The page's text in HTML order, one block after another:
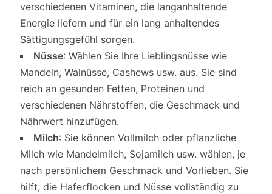
verschiedenen Vitaminen, die langanhaltende
Energie liefern und für ein lang anhaltendes
Sättigungsgefühl sorgen.
Nüsse: Wählen Sie Ihre Lieblingsnüsse wie
Mandeln, Walnüsse, Cashews usw. aus. Sie sind
reich an gesunden Fetten, Proteinen und
verschiedenen Nährstoffen, die Geschmack und
Nährwert hinzufügen.
Milch: Sie können Vollmilch oder pflanzliche
Milch wie Mandelmilch, Sojamilch usw. wählen, je
nach persönlichem Geschmack und Vorlieben. Sie
hilft, die Haferflocken und Nüsse vollständig zu